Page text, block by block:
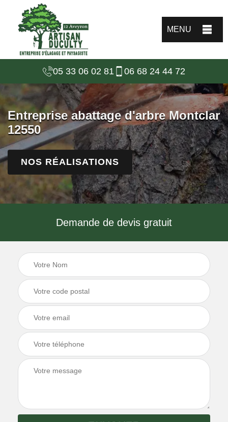
MENU
05 33 06 02 81 06 68 24 44 72
Entreprise abattage d'arbre Montclar
12550
NOS RÉALISATIONS
Demande de devis gratuit